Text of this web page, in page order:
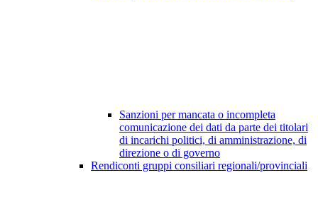
Sanzioni per mancata o incompleta
comunicazione dei dati da parte dei titolari
di incarichi politici, di amministrazione, di
direzione o di governo
Rendiconti gruppi consiliari regionali/provinciali